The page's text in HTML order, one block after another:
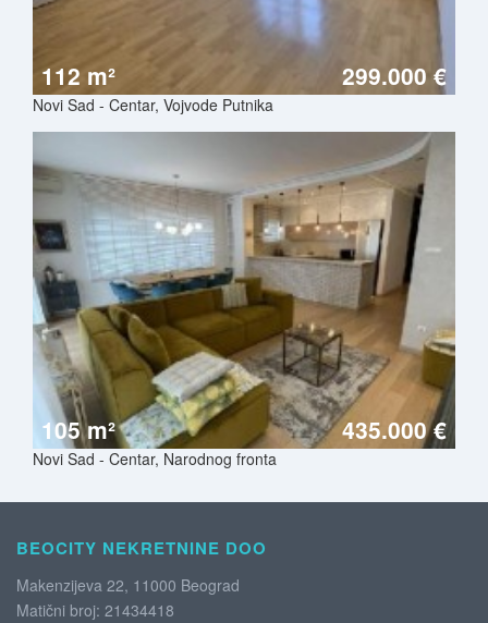
112 m² 299.000 €
Novi Sad - Centar, Vojvode Putnika
105 m² 435.000 €
Novi Sad - Centar, Narodnog fronta
BEOCITY NEKRETNINE DOO
Makenzijeva 22, 11000 Beograd
Matični broj: 21434418